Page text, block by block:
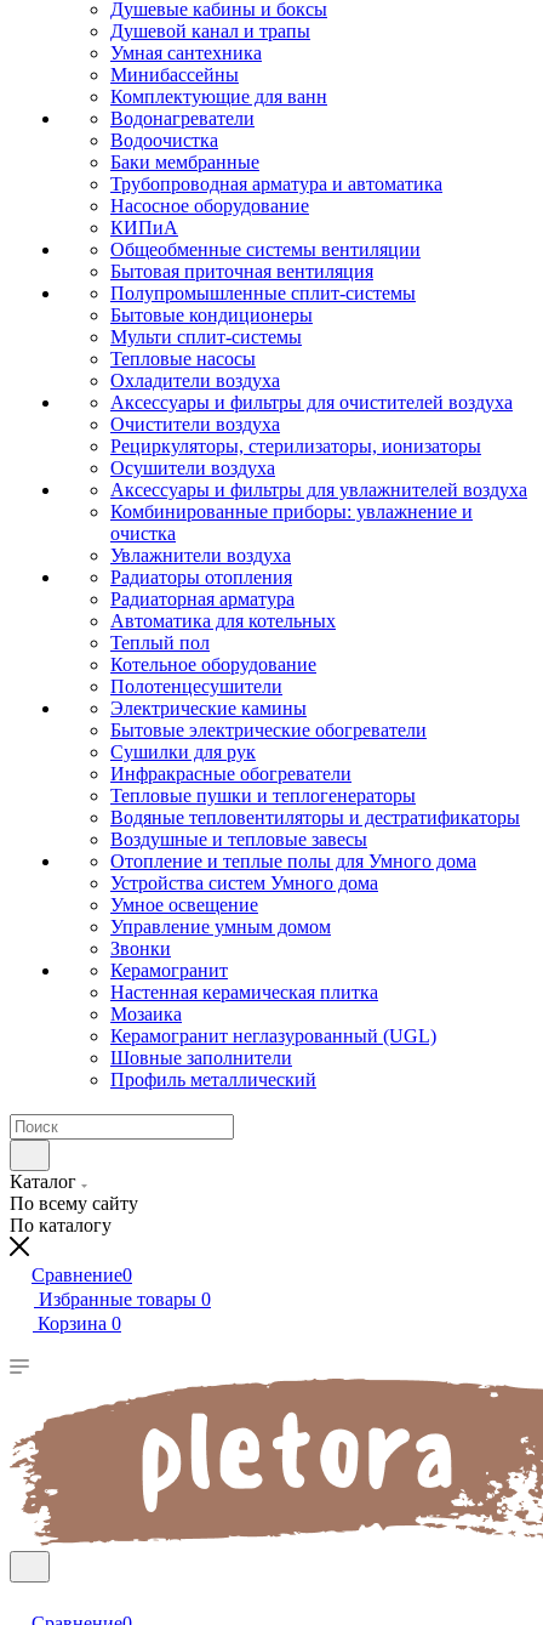
Душевые кабины и боксы
Душевой канал и трапы
Умная сантехника
Минибассейны
Комплектующие для ванн
Водонагреватели
Водоочистка
Баки мембранные
Трубопроводная арматура и автоматика
Насосное оборудование
КИПиА
Общеобменные системы вентиляции
Бытовая приточная вентиляция
Полупромышленные сплит-системы
Бытовые кондиционеры
Мульти сплит-системы
Тепловые насосы
Охладители воздуха
Аксессуары и фильтры для очистителей воздуха
Очистители воздуха
Рециркуляторы, стерилизаторы, ионизаторы
Осушители воздуха
Аксессуары и фильтры для увлажнителей воздуха
Комбинированные приборы: увлажнение и
очистка
Увлажнители воздуха
Радиаторы отопления
Радиаторная арматура
Автоматика для котельных
Теплый пол
Котельное оборудование
Полотенцесушители
Электрические камины
Бытовые электрические обогреватели
Сушилки для рук
Инфракрасные обогреватели
Тепловые пушки и теплогенераторы
Водяные тепловентиляторы и дестратификаторы
Воздушные и тепловые завесы
Отопление и теплые полы для Умного дома
Устройства систем Умного дома
Умное освещение
Управление умным домом
Звонки
Керамогранит
Настенная керамическая плитка
Мозаика
Керамогранит неглазурованный (UGL)
Шовные заполнители
Профиль металлический
Каталог
По всему сайту
По каталогу
Сравнение0
Избранные товары 0
Корзина 0